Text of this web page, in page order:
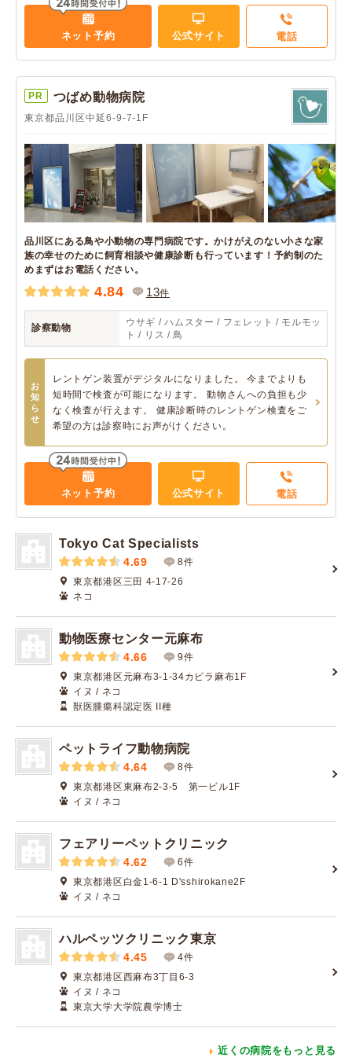
ネット予約 公式サイト 電話
PR つばめ動物病院
東京都品川区中延6-9-7-1F
品川区にある鳥や小動物の専門病院です。かけがえのない小さな家
族の幸せのために飼育相談や健康診断も行っています！予約制のた
めまずはお電話ください。
4.84 13件
診察動物
ウサギ / ハムスター / フェレット / モルモッ
ト / リス / 鳥
お
知
ら
せ
レントゲン装置がデジタルになりました。 今までよりも
短時間で検査が可能になります。 動物さんへの負担も少
なく検査が行えます。 健康診断時のレントゲン検査をご
希望の方は診察時にお声がけください。
ネット予約 公式サイト 電話
Tokyo Cat Specialists
4.69
8件
東京都港区三田 4-17-26
ネコ
動物医療センター元麻布
4.66
9件
東京都港区元麻布3-1-34カピラ麻布1F
イヌ / ネコ
獣医腫瘍科認定医 II種
ペットライフ動物病院
4.64
8件
東京都港区東麻布2-3-5 第一ビル1F
イヌ / ネコ
フェアリーペットクリニック
4.62
6件
東京都港区白金1-6-1 D'sshirokane2F
イヌ / ネコ
ハルペッツクリニック東京
4.45
4件
東京都港区西麻布3丁目6-3
イヌ / ネコ
東京大学大学院農学博士
近くの病院をもっと見る